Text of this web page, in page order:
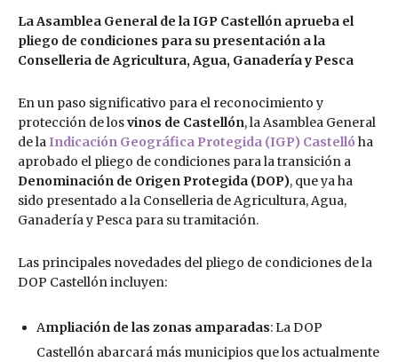
La Asamblea General de la IGP Castellón aprueba el
pliego de condiciones para su presentación a la
Conselleria de Agricultura, Agua, Ganadería y Pesca
En un paso significativo para el reconocimiento y
protección de losvinos de Castellón, la Asamblea General
de laIndicación Geográfica Protegida (IGP) Castelló ha
aprobado el pliego de condiciones para la transición a
Denominación de Origen Protegida (DOP), que ya ha
sido presentado a la Conselleria de Agricultura, Agua,
Ganadería y Pesca para su tramitación.
Las principales novedades del pliego de condiciones de la
DOP Castellón incluyen:
Ampliación de las zonas amparadas: La DOP
Castellón abarcará más municipios que los actualmente